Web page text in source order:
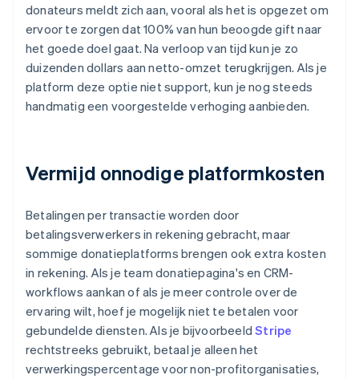
donateurs meldt zich aan, vooral als het is opgezet om
ervoor te zorgen dat 100% van hun beoogde gift naar
het goede doel gaat. Na verloop van tijd kun je zo
duizenden dollars aan netto-omzet terugkrijgen. Als je
platform deze optie niet support, kun je nog steeds
handmatig een voorgestelde verhoging aanbieden.
Vermijd onnodige platformkosten
Betalingen per transactie worden door
betalingsverwerkers in rekening gebracht, maar
sommige donatieplatforms brengen ook extra kosten
in rekening. Als je team donatiepagina's en CRM-
workflows aankan of als je meer controle over de
ervaring wilt, hoef je mogelijk niet te betalen voor
gebundelde diensten. Als je bijvoorbeeldStripe
rechtstreeks gebruikt, betaal je alleen het
verwerkingspercentage voor non-profitorganisaties,